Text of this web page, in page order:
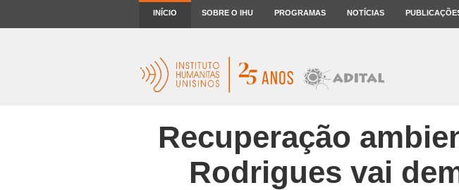
INÍCIO SOBRE O IHU PROGRAMAS NOTÍCIAS
Recuperação
Rodrigues vai